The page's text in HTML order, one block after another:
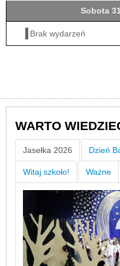
Sobota
Brak wydarzeń
WARTO
Jasełka 2026 Dzień
Witaj szkoło! Ważne